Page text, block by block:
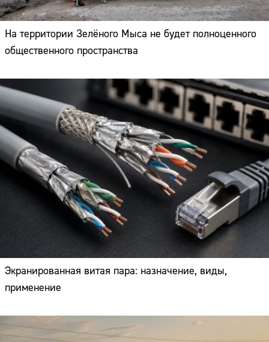
На территории Зелёного Мыса не будет полноценного
общественного пространства
Экранированная витая пара: назначение, виды,
применение